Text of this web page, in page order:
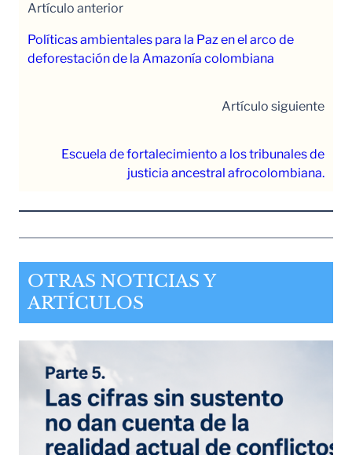
Artículo anterior
Políticas ambientales para la Paz en el arco de
deforestación de la Amazonía colombiana
Artículo siguiente
Escuela de fortalecimiento a los tribunales de
justicia ancestral afrocolombiana.
OTRAS NOTICIAS Y
ARTÍCULOS